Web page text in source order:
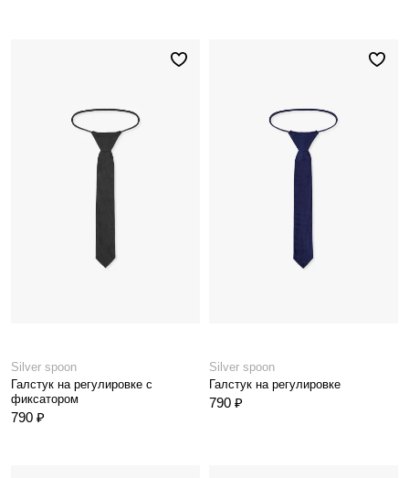
Silver spoon
Галстук на регулировке с
фиксатором
790 ₽
Silver spoon
Галстук на регулировке
790 ₽